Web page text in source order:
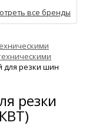
все бренды
для резки шин
резки